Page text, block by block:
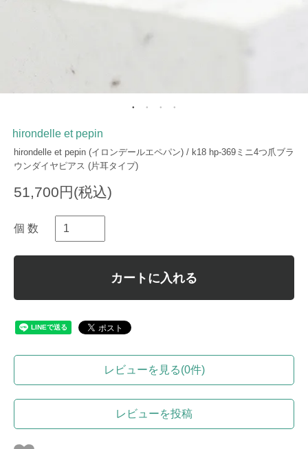
hirondelle et pepin
hirondelle et pepin (イロンデールエペパン) / k18 hp-369ミニ4つ爪ブラ
ウンダイヤピアス (片耳タイプ)
51,700円(税込)
個 数
カートに入れる
レビューを見る(0件)
レビューを投稿